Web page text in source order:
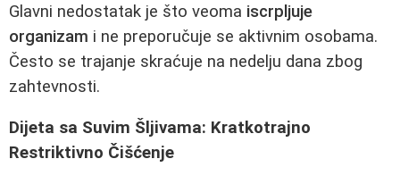
Glavni nedostatak je što veoma iscrpljuje
organizam i ne preporučuje se aktivnim osobama.
Često se trajanje skraćuje na nedelju dana zbog
zahtevnosti.
Dijeta sa Suvim Šljivama: Kratkotrajno
Restriktivno Čišćenje